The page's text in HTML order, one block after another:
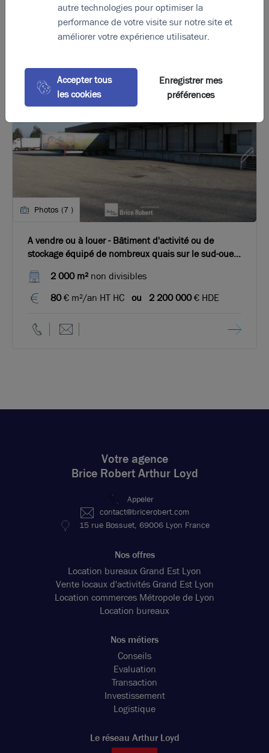
La perle rare pour votre projet immobilier
Ces offres peuvent vous intéresser
Photos (7 )
A vendre ou à louer - Bâtiment d'activité ou de
stockage équipé de nombreux quais sur le sud-ouest
2 000 m² non divisibles
80€ m²/an HT HC ou 2 200 000€ HDE
Votre agence
Brice Robert Arthur Loyd
Appeler
contact@bricerobert.com
15 rue Bossuet, 69006 Lyon France
Nos offres
Location bureaux Grand Est Lyon
Vente locaux d'activités Grand Est Lyon
Location commerces Métropole de Lyon
Location bureaux
Nos métiers
Conseils
Evaluation
Transaction
Investissement
Logistique
Le réseau Arthur Loyd
autre technologies pour optimiser la
performance de votre visite sur notre site et
améliorer votre expérience utilisateur.
Accepter tous
les cookies
Enregistrer mes
préférences